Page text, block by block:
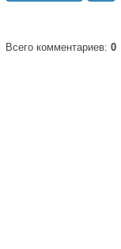
Всего комментариев: 0